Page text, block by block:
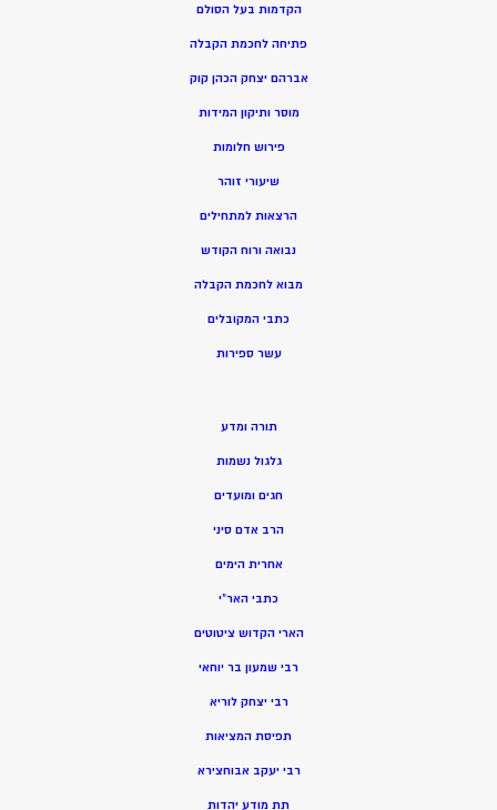
הקדמות בעל הסולם
פתיחה לחכמת הקבלה
אברהם יצחק הכהן קוק
מוסר ותיקון המידות
פירוש חלומות
שיעורי זוהר
הרצאות למתחילים
נבואה ורוח הקודש
מבוא לחכמת הקבלה
כתבי המקובלים
עשר ספירות
תורה ומדע
גלגול נשמות
חגים ומועדים
הרב אדם סיני
אחרית הימים
כתבי האר”י
הארי הקדוש ציטוטים
רבי שמעון בר יוחאי
רבי יצחק לוריא
תפיסת המציאות
רבי יעקב אבוחצירא
תת מודע יהדות